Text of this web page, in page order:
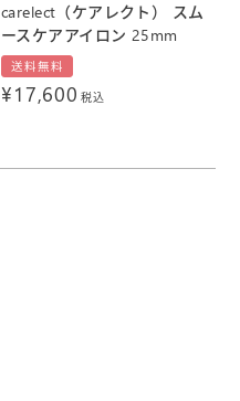
carelect（ケアレクト） スム
ースケアアイロン 25mm
送料無料
¥17,600 税込